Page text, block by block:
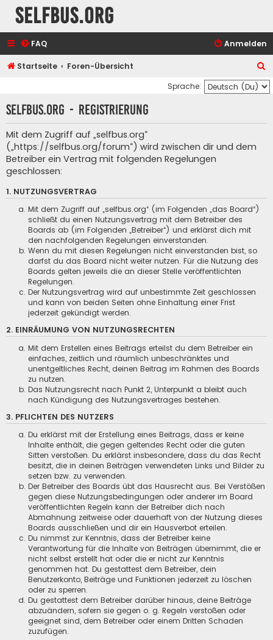
selfbus.org
FAQ Anmelden
Startseite Foren-Übersicht
u
c
Sprache:
selfbus.org - Registrierung
Mit dem Zugriff auf „selfbus.org“
(„https://selfbus.org/forum“) wird zwischen dir und dem
Betreiber ein Vertrag mit folgenden Regelungen
geschlossen:
1. NUTZUNGSVERTRAG
Mit dem Zugriff auf „selfbus.org“ (im Folgenden „das Board“)
schließt du einen Nutzungsvertrag mit dem Betreiber des
Boards ab (im Folgenden „Betreiber“) und erklärst dich mit
den nachfolgenden Regelungen einverstanden.
Wenn du mit diesen Regelungen nicht einverstanden bist, so
darfst du das Board nicht weiter nutzen. Für die Nutzung des
Boards gelten jeweils die an dieser Stelle veröffentlichten
Regelungen.
Der Nutzungsvertrag wird auf unbestimmte Zeit geschlossen
und kann von beiden Seiten ohne Einhaltung einer Frist
jederzeit gekündigt werden.
2. EINRÄUMUNG VON NUTZUNGSRECHTEN
Mit dem Erstellen eines Beitrags erteilst du dem Betreiber ein
einfaches, zeitlich und räumlich unbeschränktes und
unentgeltliches Recht, deinen Beitrag im Rahmen des Boards
zu nutzen.
Das Nutzungsrecht nach Punkt 2, Unterpunkt a bleibt auch
nach Kündigung des Nutzungsvertrages bestehen.
3. PFLICHTEN DES NUTZERS
Du erklärst mit der Erstellung eines Beitrags, dass er keine
Inhalte enthält, die gegen geltendes Recht oder die guten
Sitten verstoßen. Du erklärst insbesondere, dass du das Recht
besitzt, die in deinen Beiträgen verwendeten Links und Bilder zu
setzen bzw. zu verwenden.
Der Betreiber des Boards übt das Hausrecht aus. Bei Verstößen
gegen diese Nutzungsbedingungen oder anderer im Board
veröffentlichten Regeln kann der Betreiber dich nach
Abmahnung zeitweise oder dauerhaft von der Nutzung dieses
Boards ausschließen und dir ein Hausverbot erteilen.
Du nimmst zur Kenntnis, dass der Betreiber keine
Verantwortung für die Inhalte von Beiträgen übernimmt, die er
nicht selbst erstellt hat oder die er nicht zur Kenntnis
genommen hat. Du gestattest dem Betreiber, dein
Benutzerkonto, Beiträge und Funktionen jederzeit zu löschen
oder zu sperren.
Du gestattest dem Betreiber darüber hinaus, deine Beiträge
abzuändern, sofern sie gegen o. g. Regeln verstoßen oder
geeignet sind, dem Betreiber oder einem Dritten Schaden
zuzufügen.